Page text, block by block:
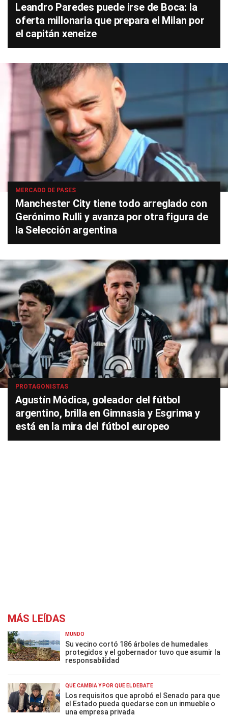
Leandro Paredes puede irse de Boca: la
oferta millonaria que prepara el Milan por
el capitán xeneize
MERCADO DE PASES
Manchester City tiene todo arreglado con
Gerónimo Rulli y avanza por otra figura de
la Selección argentina
PROTAGONISTAS
Agustín Módica, goleador del fútbol
argentino, brilla en Gimnasia y Esgrima y
está en la mira del fútbol europeo
MÁS LEÍDAS
MUNDO
Su vecino cortó 186 árboles de humedales
protegidos y el gobernador tuvo que asumir la
responsabilidad
QUÉ CAMBIA Y POR QUÉ EL DEBATE
Los requisitos que aprobó el Senado para que
el Estado pueda quedarse con un inmueble o
una empresa privada